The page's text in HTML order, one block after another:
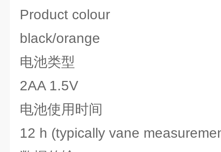
Product colour
black/orange
电池类型
2AA 1.5V
电池使用时间
12 h (typically vane